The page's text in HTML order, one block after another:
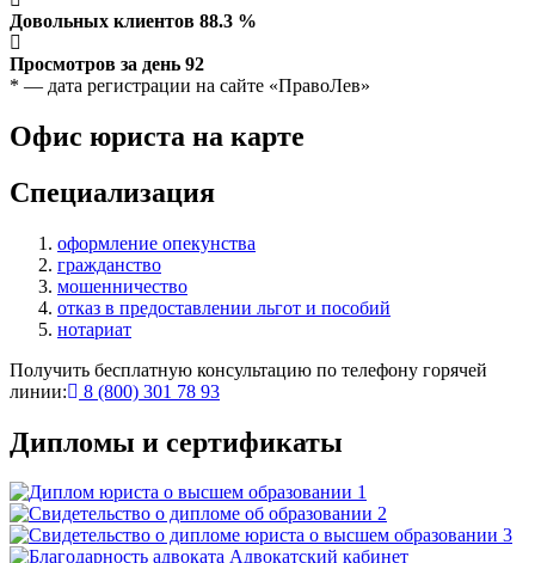
Довольных клиентов 88.3 %
Просмотров за день 92
* — дата регистрации на сайте «ПравоЛев»
Офис юриста на карте
Специализация
оформление опекунства
гражданство
мошенничество
отказ в предоставлении льгот и пособий
нотариат
Получить бесплатную консультацию по телефону горячей
линии:
8 (800) 301 78 93
Дипломы и сертификаты